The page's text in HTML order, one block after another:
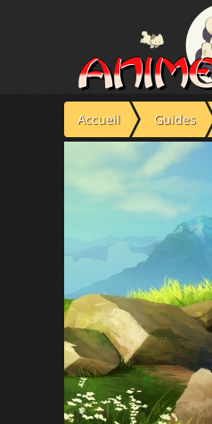
Accueil Guides